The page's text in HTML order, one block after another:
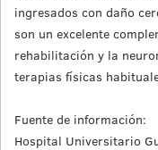
ingresados con daño
son un excelente
rehabilitación y la
terapias físicas
Fuente de información:
Hospital Universitario